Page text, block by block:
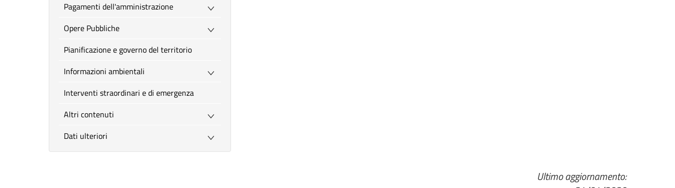
Pagamenti dell'amministrazione
Opere Pubbliche
Pianificazione e governo del territorio
Informazioni ambientali
Interventi straordinari e di emergenza
Altri contenuti
Dati ulteriori
Ultimo aggiornamento: